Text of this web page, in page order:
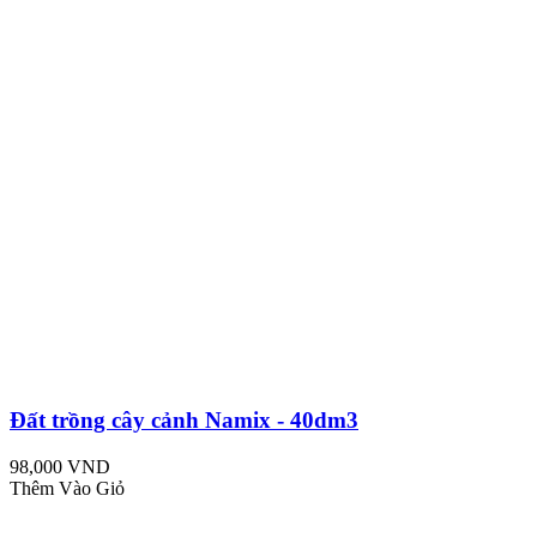
Đất trồng cây cảnh Namix - 40dm3
98,000 VND
Thêm Vào Giỏ